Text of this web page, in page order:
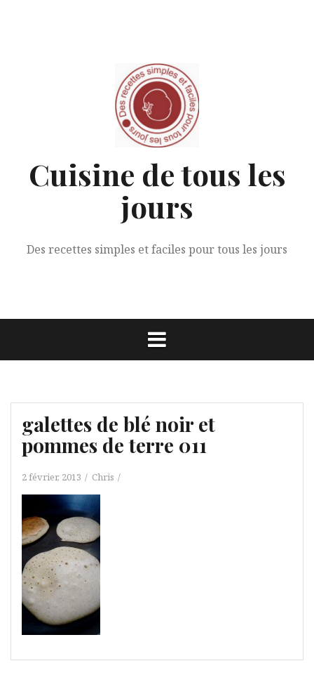
Cuisine de tous les
jours
Des recettes simples et faciles pour tous les jours
galettes de blé noir et
pommes de terre 011
2 février, 2013 Chris